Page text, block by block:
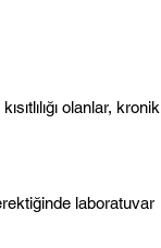
olanlar, kronik
laboratuvar